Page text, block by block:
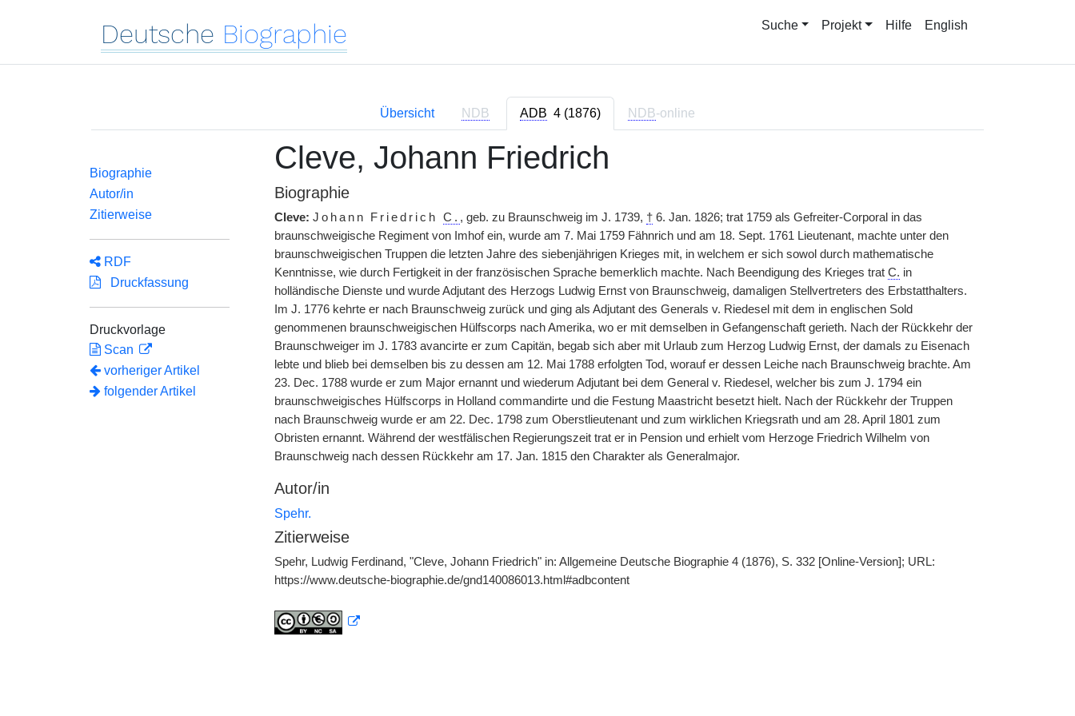
Deutsche Biographie Suche Projekt Hilfe English
Übersicht NDB ADB 4 (1876) NDB-online
Biographie
Autor/in
Zitierweise
RDF
Druckfassung
Druckvorlage
Scan
vorheriger Artikel
folgender Artikel
Cleve, Johann Friedrich
Biographie
Cleve: Johann FriedrichC. , geb. zu Braunschweig im J. 1739, † 6. Jan. 1826; trat 1759 als Gefreiter-Corporal in das
braunschweigische Regiment von Imhof ein, wurde am 7. Mai 1759 Fähnrich und am 18. Sept. 1761 Lieutenant, machte unter den
braunschweigischen Truppen die letzten Jahre des siebenjährigen Krieges mit, in welchem er sich sowol durch mathematische
Kenntnisse, wie durch Fertigkeit in der französischen Sprache bemerklich machte. Nach Beendigung des Krieges trat C. in
holländische Dienste und wurde Adjutant des Herzogs Ludwig Ernst von Braunschweig, damaligen Stellvertreters des Erbstatthalters.
Im J. 1776 kehrte er nach Braunschweig zurück und ging als Adjutant des Generals v. Riedesel mit dem in englischen Sold
genommenen braunschweigischen Hülfscorps nach Amerika, wo er mit demselben in Gefangenschaft gerieth. Nach der Rückkehr der
Braunschweiger im J. 1783 avancirte er zum Capitän, begab sich aber mit Urlaub zum Herzog Ludwig Ernst, der damals zu Eisenach
lebte und blieb bei demselben bis zu dessen am 12. Mai 1788 erfolgten Tod, worauf er dessen Leiche nach Braunschweig brachte. Am
23. Dec. 1788 wurde er zum Major ernannt und wiederum Adjutant bei dem General v. Riedesel, welcher bis zum J. 1794 ein
braunschweigisches Hülfscorps in Holland commandirte und die Festung Maastricht besetzt hielt. Nach der Rückkehr der Truppen
nach Braunschweig wurde er am 22. Dec. 1798 zum Oberstlieutenant und zum wirklichen Kriegsrath und am 28. April 1801 zum
Obristen ernannt. Während der westfälischen Regierungszeit trat er in Pension und erhielt vom Herzoge Friedrich Wilhelm von
Braunschweig nach dessen Rückkehr am 17. Jan. 1815 den Charakter als Generalmajor.
Autor/in
Spehr.
Zitierweise
Spehr, Ludwig Ferdinand, "Cleve, Johann Friedrich" in: Allgemeine Deutsche Biographie 4 (1876), S. 332 [Online-Version]; URL:
https://www.deutsche-biographie.de/gnd140086013.html#adbcontent